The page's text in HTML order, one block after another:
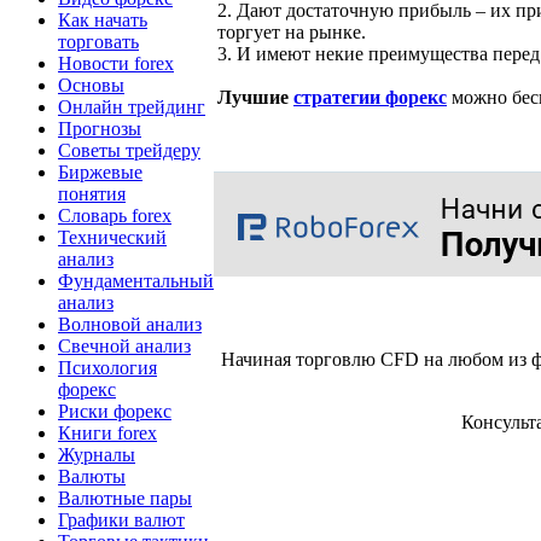
Как начать
торговать
Новости forex
Основы
Онлайн трейдинг
Прогнозы
Советы трейдеру
Биржевые
понятия
Словарь forex
Технический
анализ
Фундаментальный
анализ
Волновой анализ
Свечной анализ
Психология
форекс
Риски форекс
Книги forex
Журналы
Валюты
Валютные пары
Графики валют
2. Дают достаточную прибыль – их
торгует на рынке.
3. И имеют некие преимущества
Лучшие стратегии форекс можно
Начиная торговлю CFD на любом из